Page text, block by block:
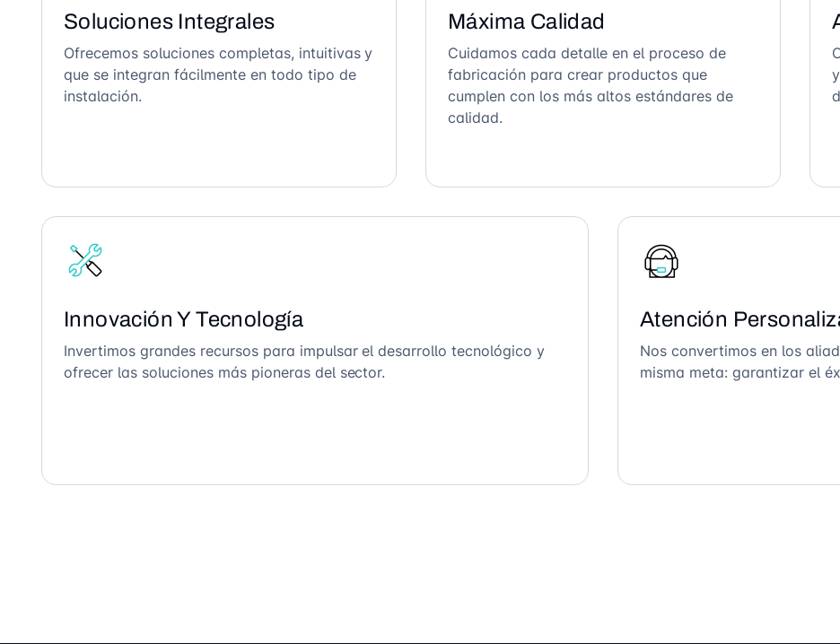
Soluciones Integrales
Ofrecemos soluciones completas, intuitivas y
que se integran fácilmente en todo tipo de
instalación.
Máxima Calidad
Cuidamos cada detalle en el proceso de
fabricación para crear productos que
cumplen con los más altos estándares de
calidad.
Innovación Y Tecnología
Invertimos grandes recursos para impulsar el desarrollo tecnológico y
ofrecer las soluciones más pioneras del sector.
Atención
Nos convertimos en los
misma meta: garantizar el